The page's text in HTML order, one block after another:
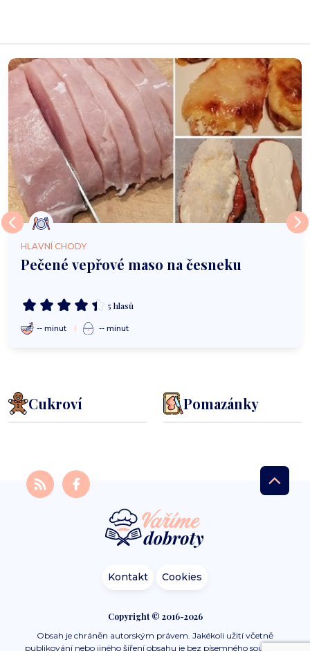
HLAVNÍ CHODY
Pečené vepřové maso na česneku
5 hlasů
-- minut -- minut
Cukroví Pomazánky
Kontakt Cookies
Copyright © 2016-2026
Obsah je chráněn autorským právem. Jakékoli užití včetně
publikování nebo jiného šíření obsahu je bez písemného souhlasu